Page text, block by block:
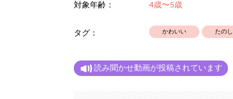
自分が短所だと思って
親御様には「お子様が
対象年齢： 4歳〜5歳
タグ： かわいい たの
読み聞かせ動画が投稿されています